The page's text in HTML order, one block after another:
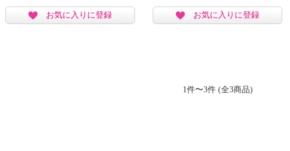
お気に入りに登録 お気に入りに登録
1件〜3件 (全3商品)